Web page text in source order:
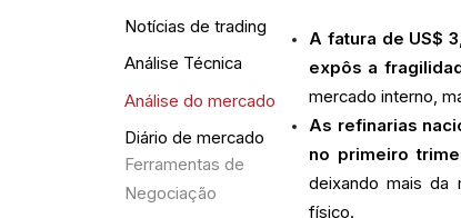
Notícias de trading
Análise Técnica
Análise do mercado
Diário de mercado
Ferramentas de
Negociação
A fatura de US$
expôs a
mercado interno,
As refinarias
no primeiro
deixando mais da
físico.